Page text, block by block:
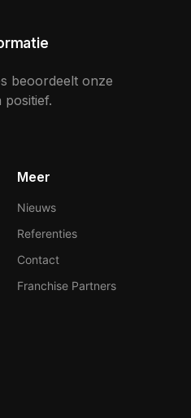
beoordeelt onze
positief.
Meer
Nieuws
Referenties
Contact
Franchise Partners